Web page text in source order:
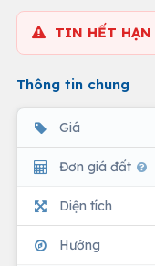
TIN HẾT HẠN
Thông tin chung
Giá
Đơn giá đất
Diện tích
Hướng